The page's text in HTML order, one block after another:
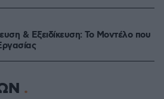
& Εξειδίκευση: Το Mοντέλο που